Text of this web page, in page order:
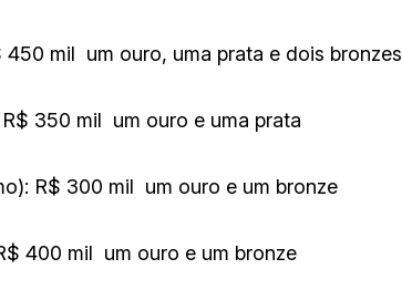
mil  um ouro, uma prata e dois bronzes
350 mil  um ouro e uma prata
R$ 300 mil  um ouro e um bronze
400 mil  um ouro e um bronze